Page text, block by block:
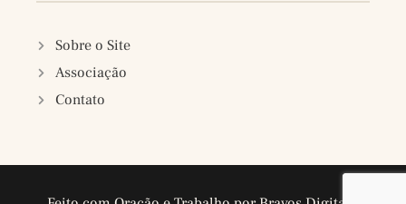
Sobre o Site
Associação
Contato